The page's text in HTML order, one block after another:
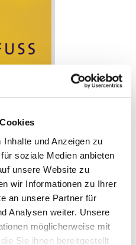
und Anzeigen zu
soziale Medien anbieten
unsere Website zu
wir Informationen zu Ihrer
an unsere Partner für
Analysen weiter. Unsere
möglicherweise mit
Sie ihnen bereitgestellt